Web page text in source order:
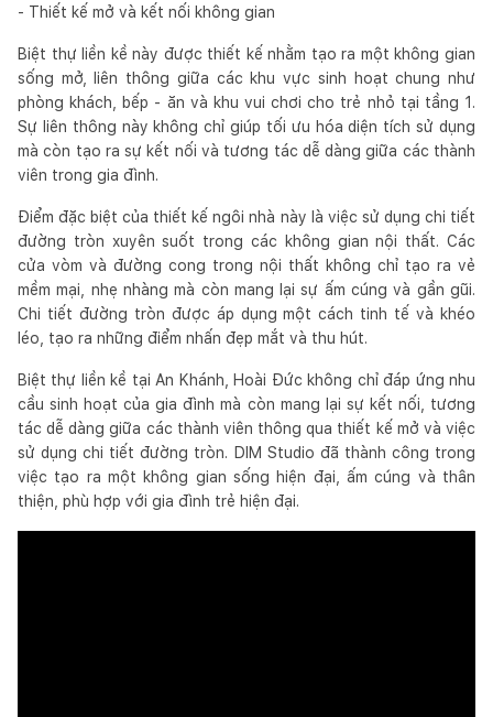
- Thiết kế mở và kết nối không gian
Biệt thự liền kề này được thiết kế nhằm tạo ra một không gian
sống mở, liên thông giữa các khu vực sinh hoạt chung như
phòng khách, bếp - ăn và khu vui chơi cho trẻ nhỏ tại tầng 1.
Sự liên thông này không chỉ giúp tối ưu hóa diện tích sử dụng
mà còn tạo ra sự kết nối và tương tác dễ dàng giữa các thành
viên trong gia đình.
Điểm đặc biệt của thiết kế ngôi nhà này là việc sử dụng chi tiết
đường tròn xuyên suốt trong các không gian nội thất. Các
cửa vòm và đường cong trong nội thất không chỉ tạo ra vẻ
mềm mại, nhẹ nhàng mà còn mang lại sự ấm cúng và gần gũi.
Chi tiết đường tròn được áp dụng một cách tinh tế và khéo
léo, tạo ra những điểm nhấn đẹp mắt và thu hút.
Biệt thự liền kề tại An Khánh, Hoài Đức không chỉ đáp ứng nhu
cầu sinh hoạt của gia đình mà còn mang lại sự kết nối, tương
tác dễ dàng giữa các thành viên thông qua thiết kế mở và việc
sử dụng chi tiết đường tròn. DIM Studio đã thành công trong
việc tạo ra một không gian sống hiện đại, ấm cúng và thân
thiện, phù hợp với gia đình trẻ hiện đại.